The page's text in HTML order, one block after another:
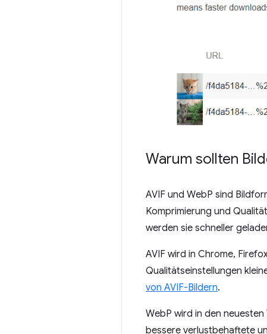
Warum sollten
AVIF und WebP sind
Komprimierung und
werden sie schneller
AVIF wird in Chrome,
Qualitätseinstellungen
von AVIF-Bildern.
WebP wird in den
bessere verlustbehaftete